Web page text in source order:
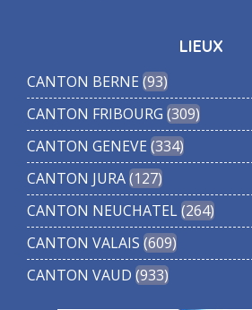
LIEUX
CANTON BERNE 93
CANTON FRIBOURG 309
CANTON GENEVE 334
CANTON JURA 127
CANTON NEUCHATEL 264
CANTON VALAIS 609
CANTON VAUD 933